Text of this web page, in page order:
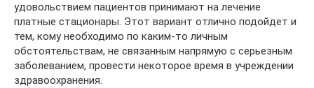
удовольствием пациентов принимают на лечение
платные стационары. Этот вариант отлично подойдет и
тем, кому необходимо по каким-то личным
обстоятельствам, не связанным напрямую с серьезным
заболеванием, провести некоторое время в учреждении
здравоохранения.